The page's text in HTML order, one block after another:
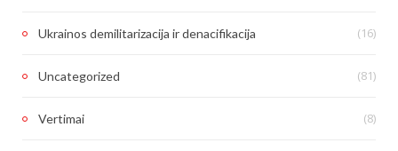
Ukrainos demilitarizacija ir denacifikacija (16)
Uncategorized (81)
Vertimai (8)